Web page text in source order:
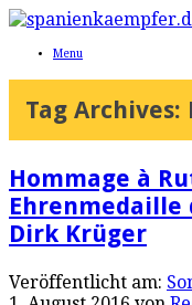
Menu
Tag Archives:
Hommage à
Ehrenmedaille
Dirk Krüger
Veröffentlicht am: